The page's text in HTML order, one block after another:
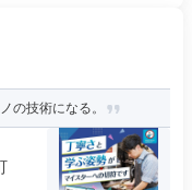
の技術になる。